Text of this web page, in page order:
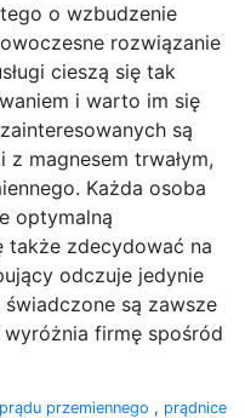
o wzbudzenie
rozwiązanie
cieszą się tak
i warto im się
są
magnesem trwałym,
Każda osoba
optymalną
także zdecydować na
odczuje jedynie
świadczone są zawsze
firmę spośród
przemiennego , prądnice